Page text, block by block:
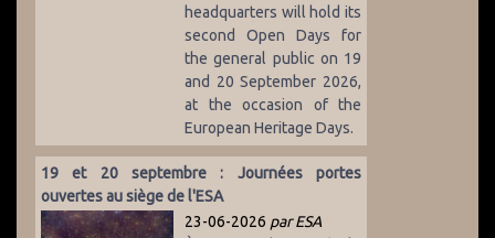
headquarters will hold its
second Open Days for
the general public on 19
and 20 September 2026,
at the occasion of the
European Heritage Days.
19 et 20 septembre : Journées portes
ouvertes au siège de l'ESA
23-06-2026 par ESA